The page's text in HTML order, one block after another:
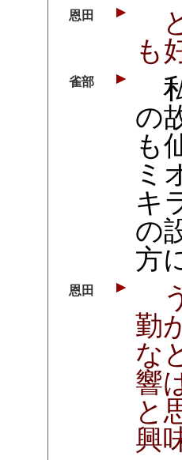
恩田
も
雀部
の
も
ミ
キ
の
方
恩田
勤
な
響
と
興